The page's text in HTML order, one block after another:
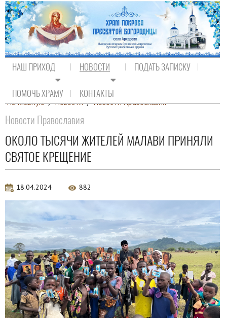
НАШ ПРИХОД НОВОСТИ ПОДАТЬ ЗАПИСКУ
ПОМОЧЬ ХРАМУ КОНТАКТЫ
На главную / Новости / Новости Православия
Новости Православия
ОКОЛО ТЫСЯЧИ ЖИТЕЛЕЙ МАЛАВИ ПРИНЯЛИ
СВЯТОЕ КРЕЩЕНИЕ
18.04.2024 882